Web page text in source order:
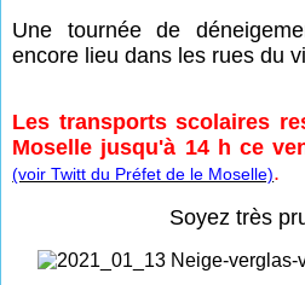
Une tournée de
encore lieu dans les rues du
Les transports scolaires
Moselle jusqu'à 14 h ce
(voir Twitt du Préfet de le Moselle).
Soyez très